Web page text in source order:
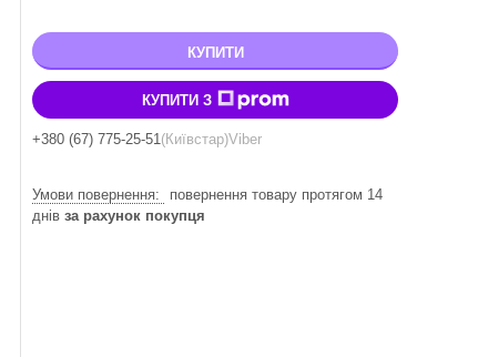
КУПИТИ
КУПИТИ З
+380 (67) 775-25-51 Київстар Viber
повернення товару протягом 14
днів за рахунок покупця